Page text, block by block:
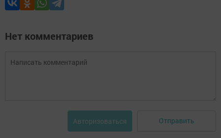
Нет комментариев
Авторизоваться Отправить